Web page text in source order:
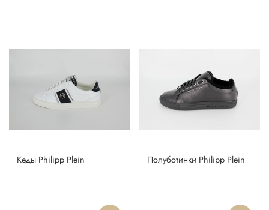
Кеды Philipp Plein Полуботинки Philipp Plein